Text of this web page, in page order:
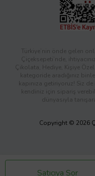
Satıcıya Sor
Türkiye’nin önde gelen
Çiçeksepeti’nde,
Çikolata, Hediye, Kişiye
kategoride aradığınız
kapınıza getiriyoruz! Siz
kendiniz için sipariş
dünyasıyla
Copyright © 2026